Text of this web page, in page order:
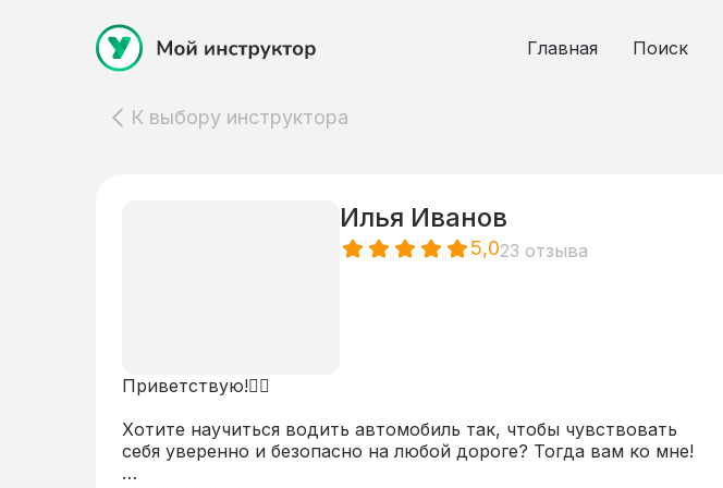
Главная Поиск
К выбору инструктора
Илья Иванов
5,023 отзыва
Приветствую!✋🏻
Хотите научиться водить автомобиль так, чтобы чувствовать
себя уверенно и безопасно на любой дороге? Тогда вам ко мне!